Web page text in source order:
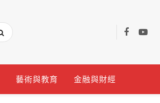
藝術與教育 金融與財經